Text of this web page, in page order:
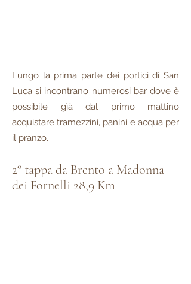
Lungo la prima parte dei portici di San
Luca si incontrano numerosi bar dove è
possibile gìà dal primo mattino
acquistare tramezzini, panini e acqua per
il pranzo.
2° tappa da Brento a Madonna
dei Fornelli 28,9 Km